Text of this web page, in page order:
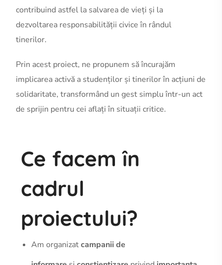
contribuind astfel la salvarea de vieți și la
dezvoltarea responsabilității civice în rândul
tinerilor.
Prin acest proiect, ne propunem să încurajăm
implicarea activă a studenților și tinerilor în acțiuni de
solidaritate, transformând un gest simplu într-un act
de sprijin pentru cei aflați în situații critice.
Ce facem în
cadrul
proiectului?
Am organizatcampanii de